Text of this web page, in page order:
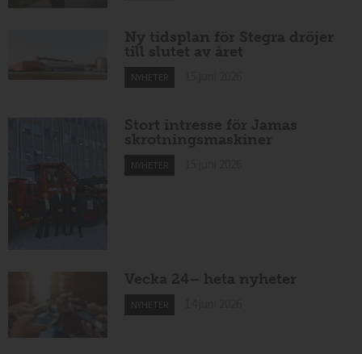
Ny tidsplan för Stegra dröjer
till slutet av året
NYHETER
Stort intresse för Jamas
skrotningsmaskiner
NYHETER
Vecka 24– heta nyheter
NYHETER